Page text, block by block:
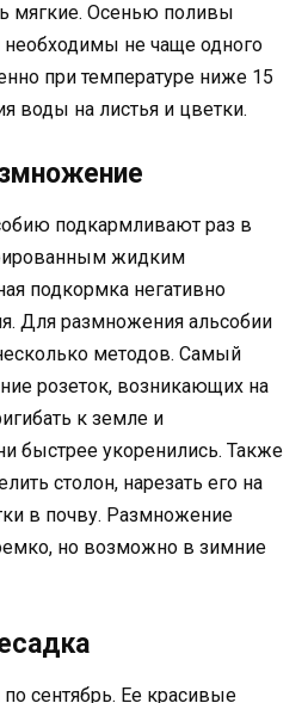
мягкие. Осенью поливы
не чаще одного
при температуре ниже 15
воды на листья и цветки.
подкармливают раз в
жидким
подкормка негативно
Для размножения альсобии
методов. Самый
розеток, возникающих на
к земле и
быстрее укоренились. Также
столон, нарезать его на
в почву. Размножение
но возможно в зимние
сентябрь. Ее красивые